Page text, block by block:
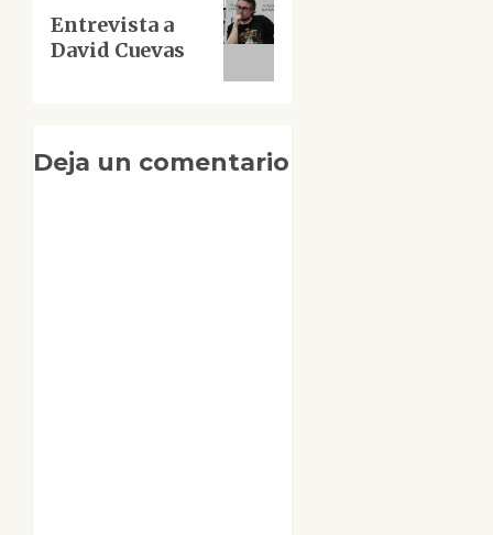
entrada:
Entrevista a
David Cuevas
Deja un comentario